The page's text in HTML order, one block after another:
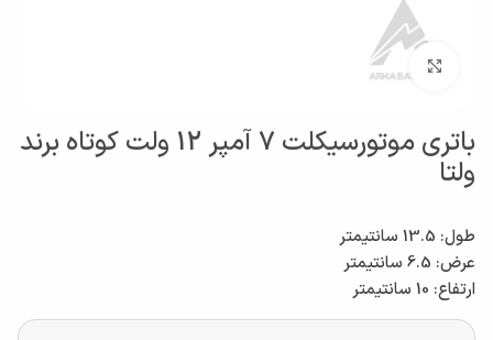
بزرگنمایی تصویر
باتری موتورسیکلت 7 آمپر 12 ولت کوتاه برند
ولتا
طول: 13.5 سانتیمتر
عرض: 6.5 سانتیمتر
ارتفاع: 10 سانتیمتر